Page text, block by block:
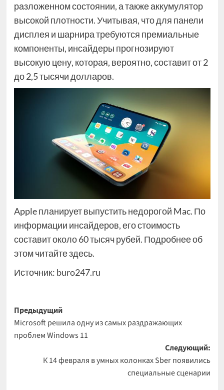
разложенном состоянии, а также аккумулятор
высокой плотности. Учитывая, что для панели
дисплея и шарнира требуются премиальные
компоненты, инсайдеры прогнозируют
высокую цену, которая, вероятно, составит от 2
до 2,5 тысячи долларов.
Apple планирует выпустить недорогой Mac. По
информации инсайдеров, его стоимость
составит около 60 тысяч рубей. Подробнее об
этом читайте здесь.
Источник: buro247.ru
Навигация
записи
Предыдущий
Microsoft решила одну из самых раздражающих
проблем Windows 11
Следующий:
К 14 февраля в умных колонках Sber появились
специальные сценарии